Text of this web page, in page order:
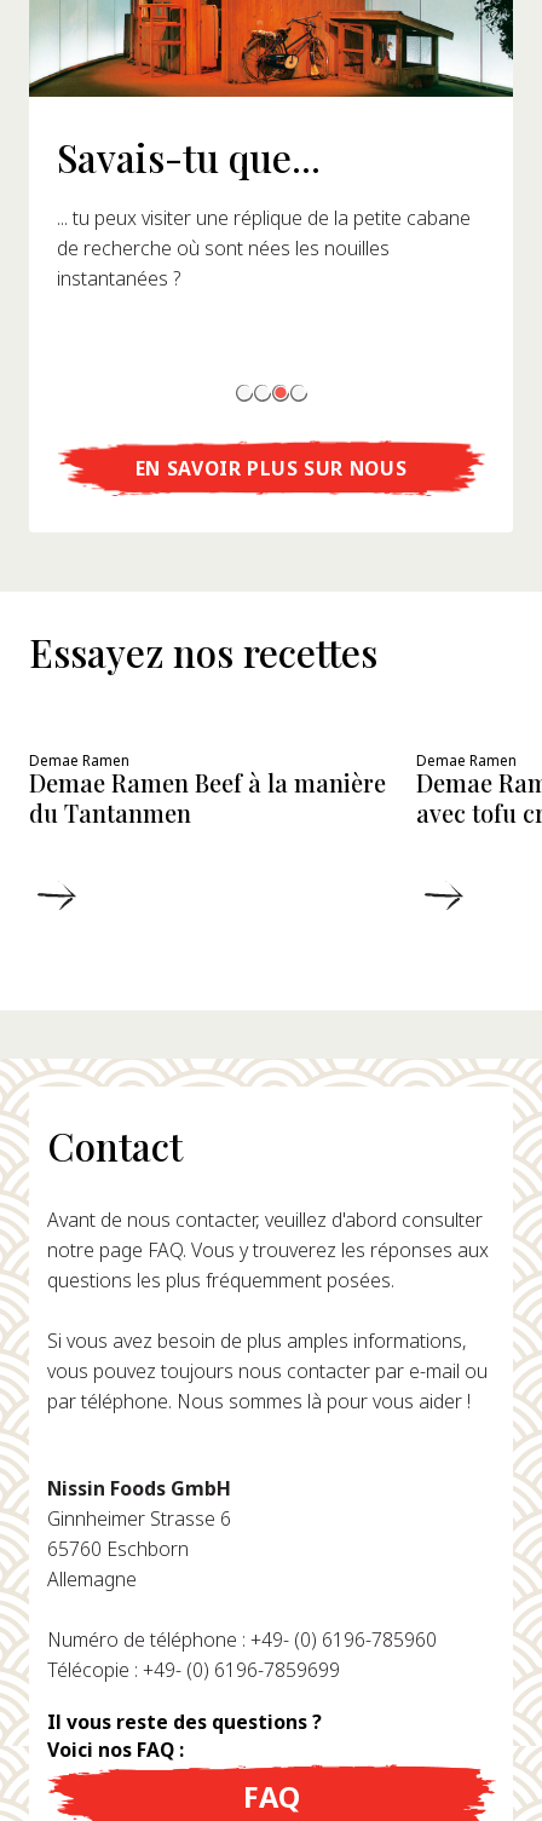
Savais-tu que...
... tu peux visiter une réplique de la petite cabane
de recherche où sont nées les nouilles
instantanées ?
EN SAVOIR PLUS SUR NOUS
Essayez nos recettes
Demae Ramen
Demae Ramen Beef à la manière
du Tantanmen
Demae Ramen
Demae
avec tofu
Contact
Avant de nous contacter, veuillez d'abord consulter
notre page FAQ. Vous y trouverez les réponses aux
questions les plus fréquemment posées.
Si vous avez besoin de plus amples informations,
vous pouvez toujours nous contacter par e-mail ou
par téléphone. Nous sommes là pour vous aider !
Nissin Foods GmbH
Ginnheimer Strasse 6
65760 Eschborn
Allemagne
Numéro de téléphone : +49- (0) 6196-785960
Télécopie : +49- (0) 6196-7859699
Il vous reste des questions ?
Voici nos FAQ :
FAQ